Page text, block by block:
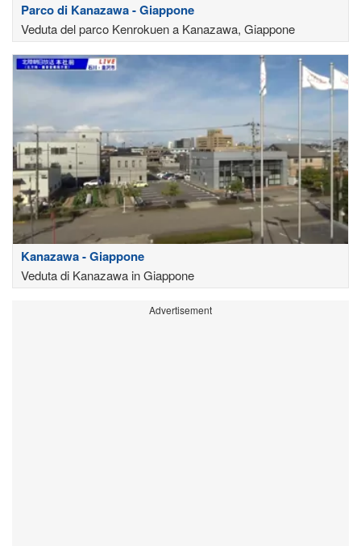
Parco di Kanazawa - Giappone
Veduta del parco Kenrokuen a Kanazawa, Giappone
Kanazawa - Giappone
Veduta di Kanazawa in Giappone
Advertisement